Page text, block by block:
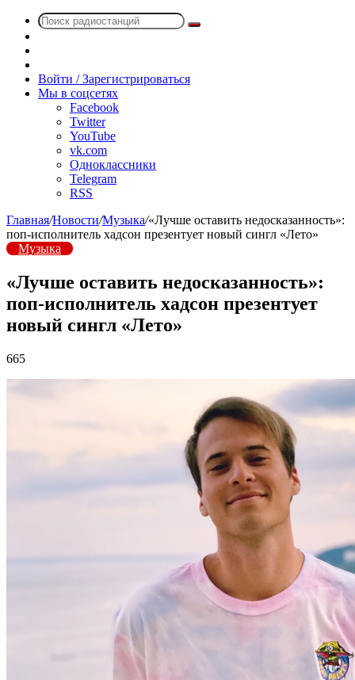
Поиск
радио
Войти / Зарегистрироваться
Мы в соцсетях
Facebook
Twitter
YouTube
vk.com
Одноклассники
Telegram
RSS
Главная/Новости/Музыка/«Лучше оставить недосказанность»:
поп-исполнитель хадсон презентует новый сингл «Лето»
Музыка
«Лучше оставить недосказанность»:
поп-исполнитель хадсон презентует
новый сингл «Лето»
665